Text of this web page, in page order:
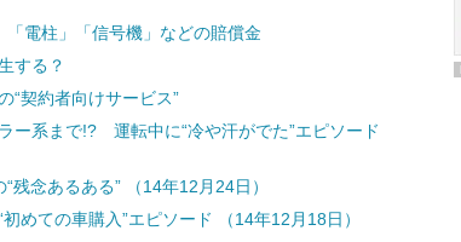
電柱」「信号機」などの賠償金
する？
“契約者向けサービス”
ー系まで!? 運転中に“冷や汗がでた”エピソード
念あるある” （14年12月24日）
ての車購入”エピソード （14年12月18日）